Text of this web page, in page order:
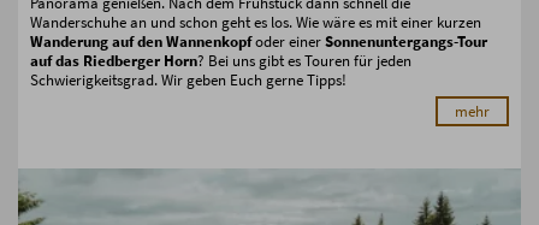
Wanderschuhe an und schon geht es los. Wie wäre es mit einer kurzen
Wanderung auf den Wannenkopfoder einerSonnenuntergangs-Tour
auf das Riedberger Horn? Bei uns gibt es Touren für jeden
Schwierigkeitsgrad. Wir geben Euch gerne Tipps!
mehr